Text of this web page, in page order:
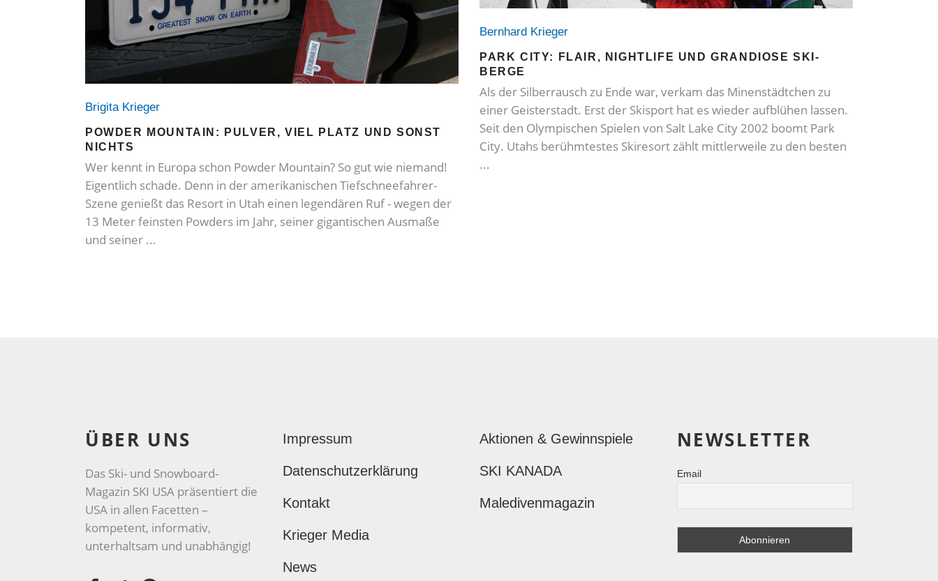
Bernhard Krieger
PARK CITY: FLAIR, NIGHTLIFE UND GRANDIOSE SKI-
BERGE
Als der Silberrausch zu Ende war, verkam das Minenstädtchen zu
einer Geisterstadt. Erst der Skisport hat es wieder aufblühen lassen.
Seit den Olympischen Spielen von Salt Lake City 2002 boomt Park
City. Utahs berühmtestes Skiresort zählt mittlerweile zu den besten
Brigita Krieger
POWDER MOUNTAIN: PULVER, VIEL PLATZ UND SONST
NICHTS
Wer kennt in Europa schon Powder Mountain? So gut wie niemand!
Eigentlich schade. Denn in der amerikanischen Tiefschneefahrer-
Szene genießt das Resort in Utah einen legendären Ruf - wegen der
13 Meter feinsten Powders im Jahr, seiner gigantischen Ausmaße
und seiner
ÜBER UNS
Das Ski- und Snowboard-
Magazin SKI USA präsentiert die
USA in allen Facetten –
kompetent, informativ,
unterhaltsam und unabhängig!
Impressum
Datenschutzerklärung
Kontakt
Krieger Media
News
Aktionen & Gewinnspiele
SKI KANADA
Maledivenmagazin
NEWSLETTER
Email